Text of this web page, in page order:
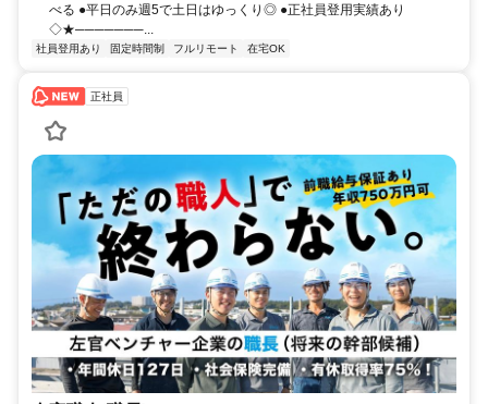
べる ●平日のみ週5で土日はゆっくり◎ ●正社員登用実績あり
◇★───────...
社員登用あり 固定時間制 フルリモート 在宅OK
正社員